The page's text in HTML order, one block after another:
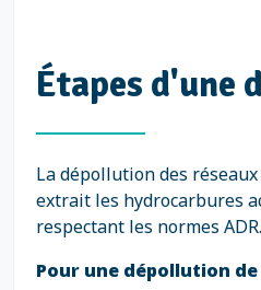
Étapes d'une
La dépollution des
extrait les hydrocarbures
respectant les normes
Pour une dépollution